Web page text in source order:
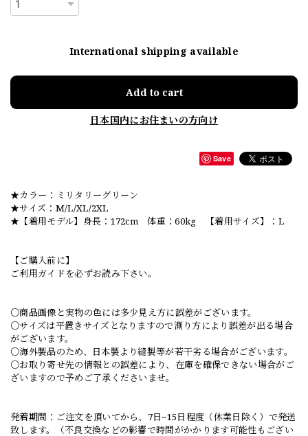
International shipping available
Add to cart
日本国内にお住まいの方向け
Save
★カラー：ミリタリーグリーン
★サイズ：M/L/XL/2XL
★【着用モデル】身長：172cm 体重：60kg 【着用サイズ】：L
【ご購入前に】
ご利用ガイドを必ずお読み下さい。
○商品画像と実物の色には多少見え方に誤差がございます。
○サイズは平置きサイズとなりますので測り方により誤差が出る場合
がございます。
○海外製品のため、日本製より縫製等が若干劣る場合がございます。
○お取り寄せ先の情報との誤差により、在庫を確保できない場合がご
ざいますので予めご了承くださいませ。
発着期間：ご注文を頂いてから、7日~15日程度（休業日除く）で発送
致します。（不良交換などの影響で時間がかかります可能性もござい